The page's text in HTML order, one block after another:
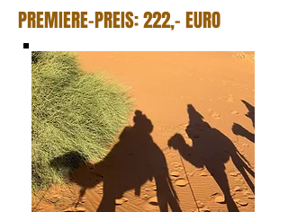
PREMIERE-PREIS: 222,- EURO